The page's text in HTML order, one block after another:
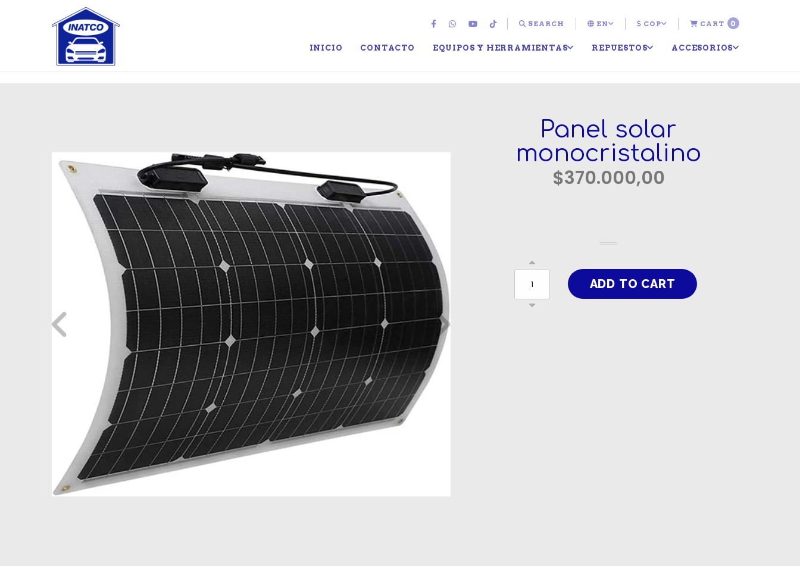
SEARCH EN COP CART 0
INICIO CONTACTO EQUIPOS Y HERRAMIENTAS REPUESTOS ACCESORIOS
Panel solar
monocristalino
$370.000,00